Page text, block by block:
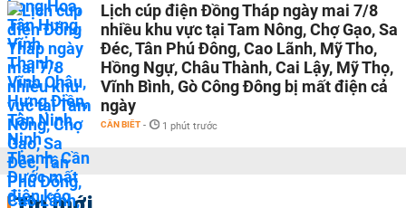
Lịch cúp điện Đồng Tháp ngày mai 7/8
nhiều khu vực tại Tam Nông, Chợ Gạo, Sa
Đéc, Tân Phú Đông, Cao Lãnh, Mỹ Tho,
Hồng Ngự, Châu Thành, Cai Lậy, Mỹ Thọ,
Vĩnh Bình, Gò Công Đông bị mất điện cả
ngày
CẦN BIẾT - 1 phút trước